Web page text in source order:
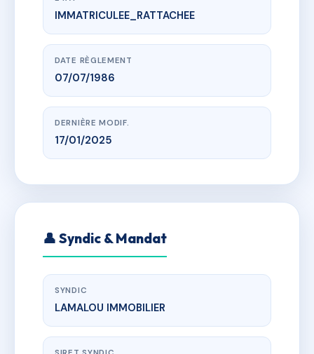
www.vme.plus/AH2212918
SDC MAISON DES FRERES
9 rue du Canal de l'Abbé
IMMATRICULEE_RATTACHEE
DATE RÈGLEMENT
07/07/1986
DERNIÈRE MODIF.
17/01/2025
👤 Syndic & Mandat
SYNDIC
LAMALOU IMMOBILIER